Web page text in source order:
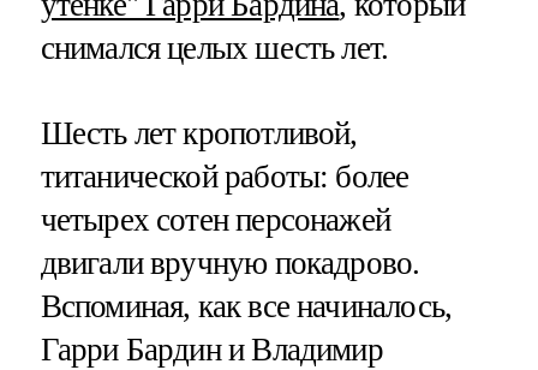
снимался целых шесть лет.
Шесть лет кропотливой,
титанической работы: более
четырех сотен персонажей
двигали вручную покадрово.
Вспоминая, как все начиналось,
Гарри Бардин и Владимир